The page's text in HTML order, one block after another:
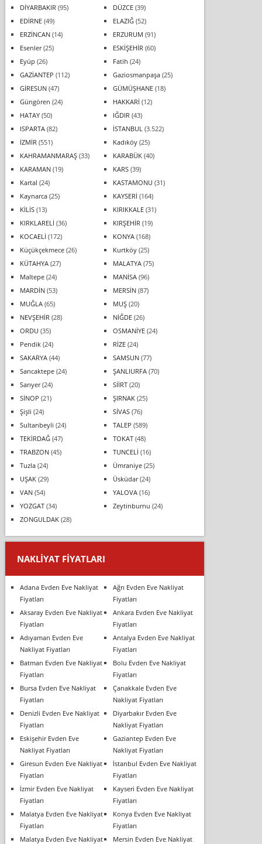
DİYARBAKIR (95) DÜZCE(39)
EDİRNE(49) ELAZIĞ(52)
ERZİNCAN(14) ERZURUM (91)
Esenler(25) ESKİŞEHİR (60)
Eyüp (26) Fatih (24)
GAZİANTEP (112) Gaziosmanpaşa(25)
GİRESUN(47) GÜMÜŞHANE(18)
Güngören (24) HAKKARİ (12)
HATAY(50) IĞDIR (43)
ISPARTA(82) İSTANBUL (3.522)
İZMİR (551) Kadıköy(25)
KAHRAMANMARAŞ(33) KARABÜK(40)
KARAMAN(19) KARS(39)
Kartal (24) KASTAMONU (31)
Kaynarca(25) KAYSERİ (164)
KİLİS(13) KIRIKKALE(31)
KIRKLARELİ (36) KIRŞEHİR (19)
KOCAELİ (172) KONYA(168)
Küçükçekmece(26) Kurtköy(25)
KÜTAHYA(27) MALATYA(75)
Maltepe(24) MANİSA(96)
MARDİN(53) MERSİN(87)
MUĞLA(65) MUŞ(20)
NEVŞEHİR (28) NİĞDE(26)
ORDU (35) OSMANİYE(24)
Pendik(24) RİZE(24)
SAKARYA(44) SAMSUN(77)
Sancaktepe(24) ŞANLIURFA(70)
Sarıyer(24) SİİRT(20)
SİNOP (21) ŞIRNAK(25)
Şişli (24) SİVAS(76)
Sultanbeyli (24) TALEP (589)
TEKİRDAĞ(47) TOKAT(48)
TRABZON(45) TUNCELİ (16)
Tuzla(24) Ümraniye(25)
UŞAK(29) Üsküdar(24)
VAN(54) YALOVA(16)
YOZGAT(34) Zeytinburnu (24)
ZONGULDAK(28)
NAKLIYAT FIYATLARI
Adana Evden Eve Nakliyat
Fiyatları
Ağrı Evden Eve Nakliyat
Fiyatları
Aksaray Evden Eve Nakliyat
Fiyatları
Ankara Evden Eve Nakliyat
Fiyatları
Adıyaman Evden Eve
Nakliyat Fiyatları
Antalya Evden Eve Nakliyat
Fiyatları
Batman Evden Eve Nakliyat
Fiyatları
Bolu Evden Eve Nakliyat
Fiyatları
Bursa Evden Eve Nakliyat
Fiyatları
Çanakkale Evden Eve
Nakliyat Fiyatları
Denizli Evden Eve Nakliyat
Fiyatları
Diyarbakır Evden Eve
Nakliyat Fiyatları
Eskişehir Evden Eve
Nakliyat Fiyatları
Gaziantep Evden Eve
Nakliyat Fiyatları
Giresun Evden Eve Nakliyat
Fiyatları
İstanbul Evden Eve Nakliyat
Fiyatları
İzmir Evden Eve Nakliyat
Fiyatları
Kayseri Evden Eve Nakliyat
Fiyatları
Malatya Evden Eve Nakliyat
Fiyatları
Konya Evden Eve Nakliyat
Fiyatları
Malatya Evden Eve Nakliyat
Mersin Evden Eve Nakliyat